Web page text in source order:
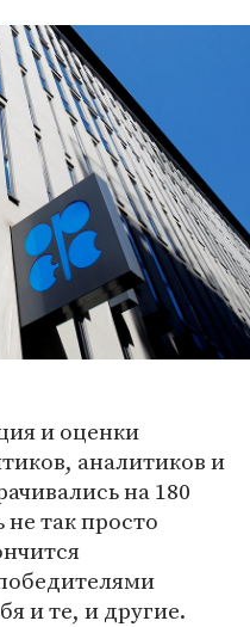
и оценки
аналитиков и
на 180
так просто
и те, и другие.